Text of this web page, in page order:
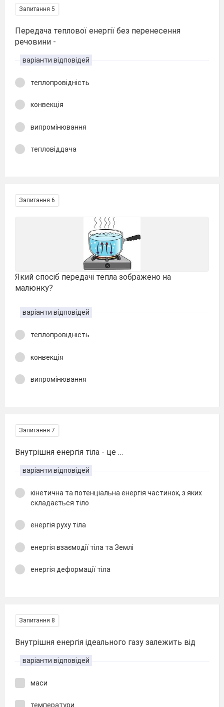
Запитання 5
Передача теплової енергії без перенесення
речовини -
варіанти відповідей
теплопровідність
конвекція
випромінювання
тепловіддача
Запитання 6
Який спосіб передачі тепла зображено на
малюнку?
варіанти відповідей
теплопровідність
конвекція
випромінювання
Запитання 7
Внутрішня енергія тіла - це …
варіанти відповідей
кінетична та потенціальна енергія частинок, з яких
складається тіло
енергія руху тіла
енергія взаємодії тіла та Землі
енергія деформації тіла
Запитання 8
Внутрішня енергія ідеального газу залежить від
варіанти відповідей
маси
температури